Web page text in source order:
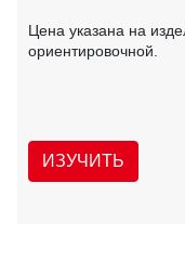
Цена указана на
ориентировочной.
ИЗУЧИТЬ